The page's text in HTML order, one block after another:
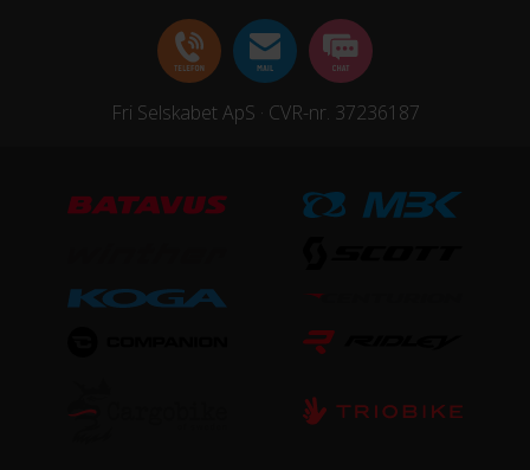
DT Swiss X1825 Spline CL
Ramme
Fri Selskabet ApS · CVR-nr. 37236187